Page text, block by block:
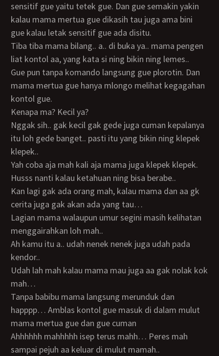
sensitif gue yaitu tetek gue. Dan gue semakin yakin
kalau mama mertua gue dikasih tau juga ama bini
gue kalau letak sensitif gue ada disitu.
Tiba tiba mama bilang.. a.. di buka ya.. mama pengen
liat kontol aa, yang kata si ning bikin ning lemes..
Gue pun tanpa komando langsung gue plorotin. Dan
mama mertua gue hanya mlongo melihat kegagahan
kontol gue.
Kenapa ma? Kecil ya?
Nggak sih.. gak kecil gak gede juga cuman kepalanya
itu loh gede banget.. pasti itu yang bikin ning klepek
klepek..
Yah coba aja mah kali aja mama juga klepek klepek.
Husss nanti kalau ketahuan ning bisa berabe..
Kan lagi gak ada orang mah, kalau mama dan aa gk
cerita juga gak akan ada yang tau…
Lagian mama walaupun umur segini masih kelihatan
menggairahkan loh mah..
Ah kamu itu a.. udah nenek nenek juga udah pada
kendor..
Udah lah mah kalau mama mau juga aa gak nolak kok
mah…
Tanpa babibu mama langsung merunduk dan
happpp… Amblas kontol gue masuk di dalam mulut
mama mertua gue dan gue cuman
Ahhhhhh mahhhhh isep terus mahh… Peres mah
sampai pejuh aa keluar di mulut mamah..